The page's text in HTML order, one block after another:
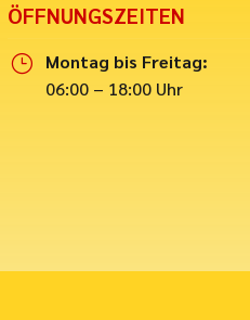
ÖFFNUNGSZEITEN
}
Montag bis Freitag:
06:00 – 18:00 Uhr